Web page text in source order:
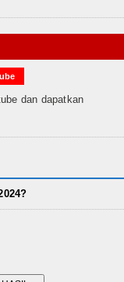
dan dapatkan